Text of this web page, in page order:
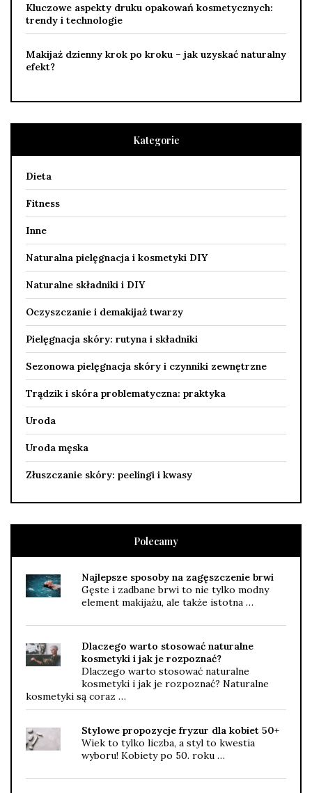
Kluczowe aspekty druku opakowań kosmetycznych:
trendy i technologie
Makijaż dzienny krok po kroku – jak uzyskać naturalny
efekt?
Kategorie
Dieta
Fitness
Inne
Naturalna pielęgnacja i kosmetyki DIY
Naturalne składniki i DIY
Oczyszczanie i demakijaż twarzy
Pielęgnacja skóry: rutyna i składniki
Sezonowa pielęgnacja skóry i czynniki zewnętrzne
Trądzik i skóra problematyczna: praktyka
Uroda
Uroda męska
Złuszczanie skóry: peelingi i kwasy
Polecamy
Najlepsze sposoby na zagęszczenie brwi
Gęste i zadbane brwi to nie tylko modny
element makijażu, ale także istotna …
Dlaczego warto stosować naturalne
kosmetyki i jak je rozpoznać?
Dlaczego warto stosować naturalne
kosmetyki i jak je rozpoznać? Naturalne
kosmetyki są coraz …
Stylowe propozycje fryzur dla kobiet 50+
Wiek to tylko liczba, a styl to kwestia
wyboru! Kobiety po 50. roku …